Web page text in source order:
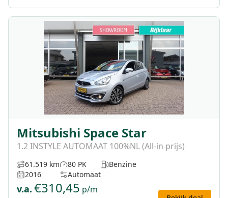
Mitsubishi Space Star
1.2 INSTYLE AUTOMAAT 100%NL (All-in prijs)
61.519 km
2016
80 PK
Automaat
Benzine
v.a. €310,45 p/m